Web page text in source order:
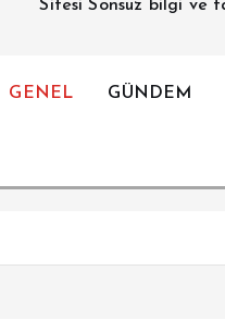
Sitesi Sonsuz bilgi ve
GENEL GÜNDEM